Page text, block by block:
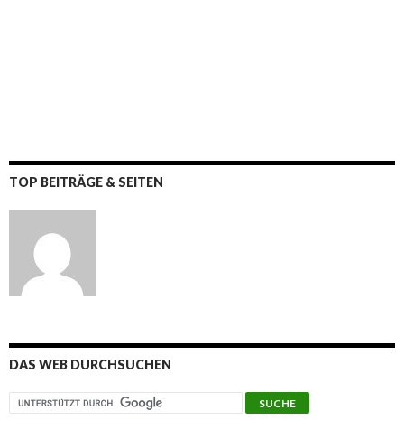
TOP BEITRÄGE & SEITEN
DAS WEB DURCHSUCHEN